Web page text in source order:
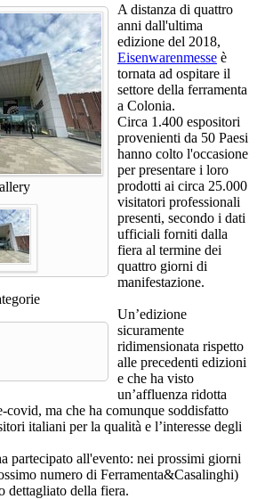
A distanza di quattro
anni dall'ultima
edizione del 2018,
Eisenwarenmesse è
tornata ad ospitare il
settore della ferramenta
a Colonia.
Circa 1.400 espositori
provenienti da 50 Paesi
hanno colto l'occasione
per presentare i loro
prodotti ai circa 25.000
visitatori professionali
presenti, secondo i dati
ufficiali forniti dalla
fiera al termine dei
quattro giorni di
manifestazione.
Un’edizione
sicuramente
ridimensionata rispetto
alle precedenti edizioni
e che ha visto
un’affluenza ridotta
covid, ma che ha comunque soddisfatto
italiani per la qualità e l’interesse degli
partecipato all'evento: nei prossimi giorni
numero di Ferramenta&Casalinghi)
dettagliato della fiera.